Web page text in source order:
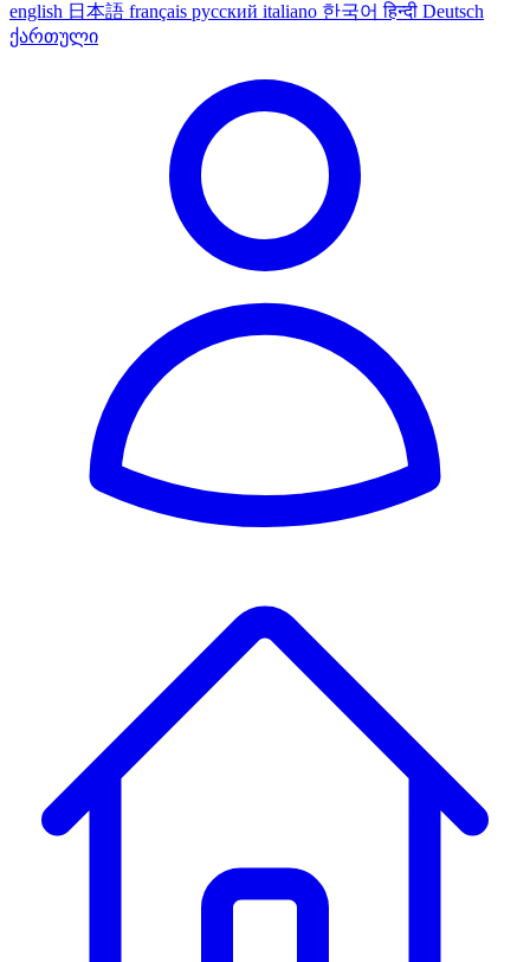
english 日本語 français русский italiano 한국어हिन्दी Deutsch
ქართული